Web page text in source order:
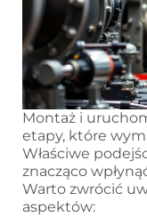
Montaż i
etapy, które
Właściwe
znacząco
Warto zwrócić
aspektów: